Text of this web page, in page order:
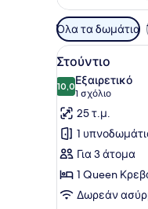
Διαθέσιμα
φίλτρα
για
τα
δωμάτια
Όλα τα δωμάτια
Προβολή
όλων
των
για
Στούντιο
13
Στούντιο
10,010,0 στα 10
Εξαιρετικό
1 σχόλιο
(1
σχόλιο)
25 τ.μ.
1
Για 3 άτομα
1 Queen
Δωρεάν